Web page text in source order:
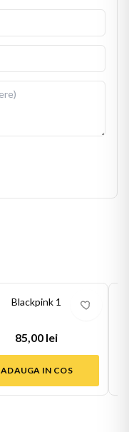
Blackpink 1
85,00 lei
ADAUGA IN COS